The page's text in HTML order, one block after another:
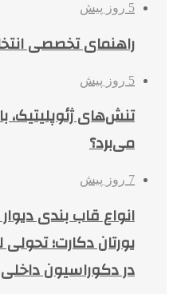
5 روز پیش
راهنمای تخصصی
5 روز پیش
تنش‌های ژئوپلیتیک،
می‌برد؟
7 روز پیش
انواع قاب بندی
یورتان دکارت؛
در دکوراسیون داخلی